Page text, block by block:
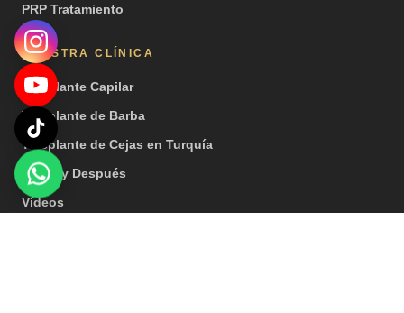
PRP Tratamiento
NUESTRA CLÍNICA
Trasplante Capilar
Trasplante de Barba
Trasplante de Cejas en Turquía
Antes y Después
Vídeos